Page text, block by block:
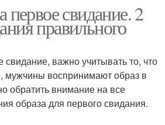
первое свидание. 2
правильного
важно учитывать то, что
мужчины воспринимают образ в
обратить внимание на все
образа для первого свидания.